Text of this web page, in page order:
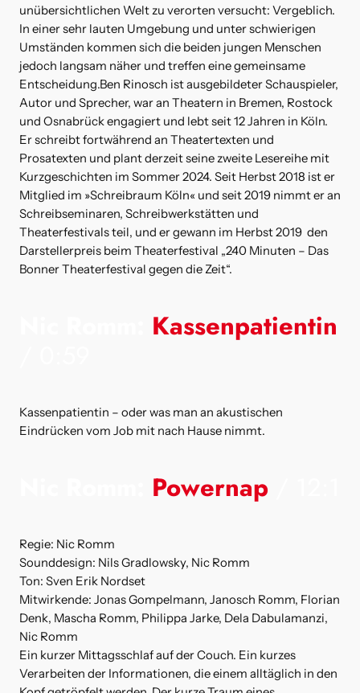
unübersichtlichen Welt zu verorten versucht: Vergeblich.
In einer sehr lauten Umgebung und unter schwierigen
Umständen kommen sich die beiden jungen Menschen
jedoch langsam näher und treffen eine gemeinsame
Entscheidung.Ben Rinosch ist ausgebildeter Schauspieler,
Autor und Sprecher, war an Theatern in Bremen, Rostock
und Osnabrück engagiert und lebt seit 12 Jahren in Köln.
Er schreibt fortwährend an Theatertexten und
Prosatexten und plant derzeit seine zweite Lesereihe mit
Kurzgeschichten im Sommer 2024. Seit Herbst 2018 ist er
Mitglied im »Schreibraum Köln« und seit 2019 nimmt er an
Schreibseminaren, Schreibwerkstätten und
Theaterfestivals teil, und er gewann im Herbst 2019 den
Darstellerpreis beim Theaterfestival „240 Minuten – Das
Bonner Theaterfestival gegen die Zeit“.
Kassenpatientin
Kassenpatientin – oder was man an akustischen
Eindrücken vom Job mit nach Hause nimmt.
Powernap
Regie: Nic Romm
Sounddesign: Nils Gradlowsky, Nic Romm
Ton: Sven Erik Nordset
Mitwirkende: Jonas Gompelmann, Janosch Romm, Florian
Denk, Mascha Romm, Philippa Jarke, Dela Dabulamanzi,
Nic Romm
Ein kurzer Mittagsschlaf auf der Couch. Ein kurzes
Verarbeiten der Informationen, die einem alltäglich in den